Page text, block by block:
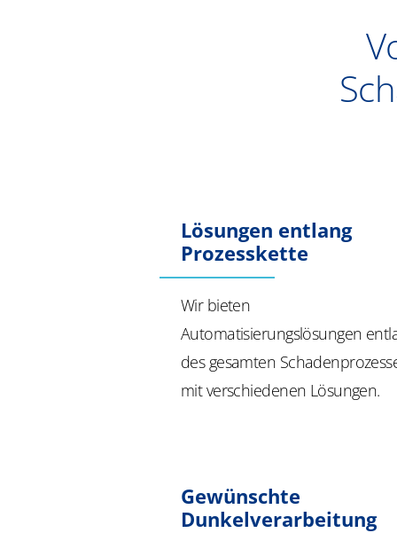
Lösungen entlang
Prozesskette
Wir bieten
Automatisierungslösungen
des gesamten
mit verschiedenen Lösungen.
Gewünschte
Dunkelverarbeitung